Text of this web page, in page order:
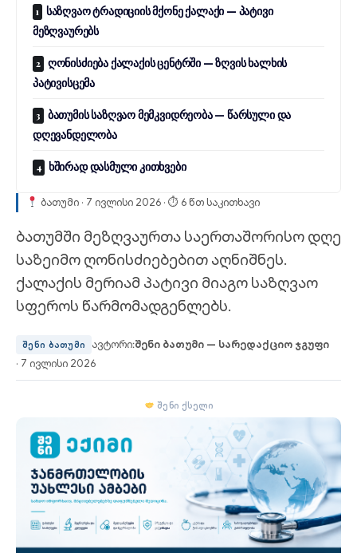
საზღვაო ტრადიციის მქონე ქალაქი — პატივი
მეზღვაურებს
ღონისძიება ქალაქის ცენტრში — ზღვის ხალხის
პატივისცემა
ბათუმის საზღვაო მემკვიდრეობა — წარსული და
დღევანდელობა
ხშირად დასმული კითხვები
ბათუმი · 7 ივლისი 2026 · ⏱ 6 წთ საკითხავი
ბათუმში მეზღვაურთა საერთაშორისო დღე
საზეიმო ღონისძიებებით აღნიშნეს.
ქალაქის მერიამ პატივი მიაგო საზღვაო
სფეროს წარმომადგენლებს.
შენი ბათუმი ავტორი:შენი ბათუმი — სარედაქციო ჯგუფი
· 7 ივლისი 2026
შენი ქსელი